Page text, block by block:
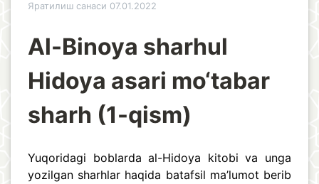
Яратилиш санаси 07.01.2022
Al-Binoya sharhul
Hidoya asari mo‘tabar
sharh (1-qism)
Yuqoridagi boblarda al-Hidoya kitobi va unga
yozilgan sharhlar haqida batafsil ma’lumot berib